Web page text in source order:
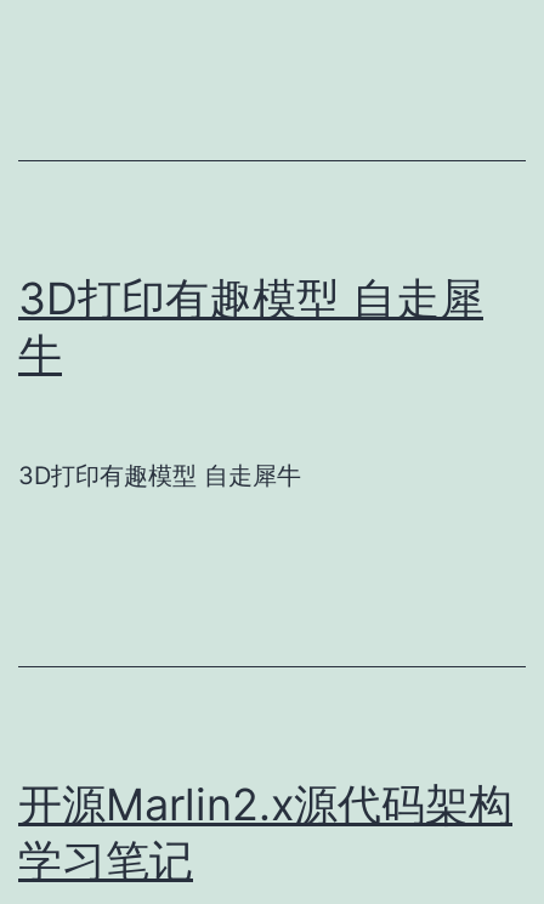
3D打印有趣模型 自走犀
牛
3D打印有趣模型 自走犀牛
开源Marlin2.x源代码架构
学习笔记